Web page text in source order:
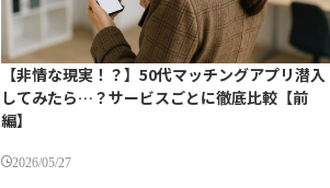
【非情な現実！？】50代マッチングアプリ潜入
してみたら…？サービスごとに徹底比較【前
編】
2026/05/27